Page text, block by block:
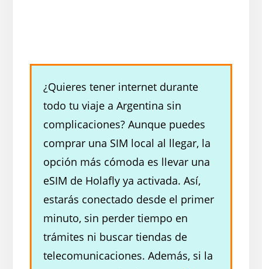
¿Quieres tener internet durante
todo tu viaje a Argentina sin
complicaciones? Aunque puedes
comprar una SIM local al llegar, la
opción más cómoda es llevar una
eSIM de Holafly ya activada. Así,
estarás conectado desde el primer
minuto, sin perder tiempo en
trámites ni buscar tiendas de
telecomunicaciones. Además, si la